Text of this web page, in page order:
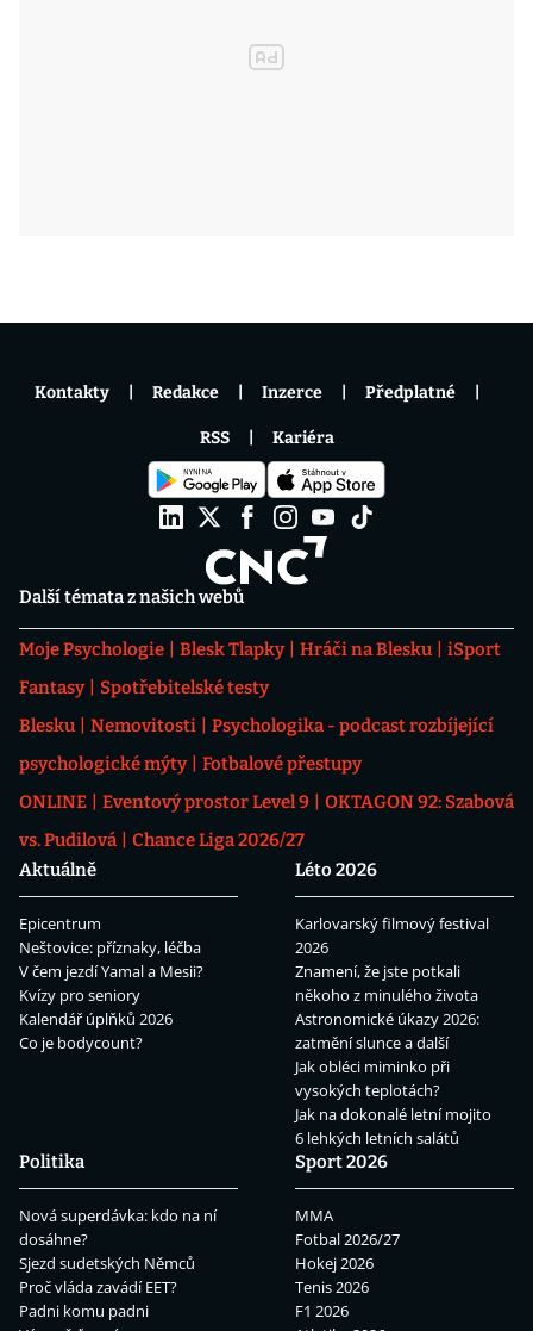
Další témata z našich webů
Moje Psychologie Blesk Tlapky Hráči na Blesku
iSport
Fantasy
Spotřebitelské testy
Blesku
Nemovitosti
Psychologika - podcast rozbíjející
psychologické mýty
Fotbalové přestupy
ONLINE
Eventový prostor Level 9
OKTAGON 92: Szabová
vs. Pudilová
Chance Liga 2026/27
Aktuálně
Epicentrum
Neštovice: příznaky, léčba
V čem jezdí Yamal a Mesii?
Kvízy pro seniory
Kalendář úplňků 2026
Co je bodycount?
Léto 2026
Karlovarský filmový festival
2026
Znamení, že jste potkali
někoho z minulého života
Astronomické úkazy 2026:
zatmění slunce a další
Jak obléci miminko při
vysokých teplotách?
Jak na dokonalé letní mojito
6 lehkých letních salátů
Politika
Nová superdávka: kdo na ní
dosáhne?
Sjezd sudetských Němců
Proč vláda zavádí EET?
Padni komu padni
Sport 2026
MMA
Fotbal 2026/27
Hokej 2026
Tenis 2026
F1 2026
Kontakty Redakce Inzerce Předplatné
RSS Kariéra